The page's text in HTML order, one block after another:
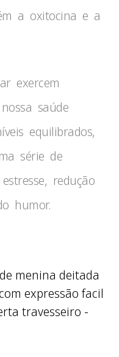
a oxitocina e a
exercem
saúde
equilibrados,
série de
redução
humor.